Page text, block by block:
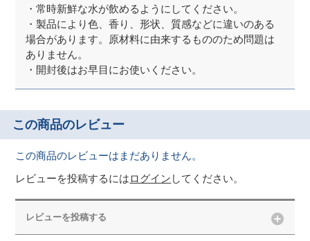
・常時新鮮な水が飲めるようにしてください。
・製品により色、香り、形状、質感などに違いのある
場合があります。原材料に由来するもののため問題は
ありません。
・開封後はお早目にお使いください。
この商品のレビュー
この商品のレビューはまだありません。
レビューを投稿するにはログイン してください。
レビューを投稿する